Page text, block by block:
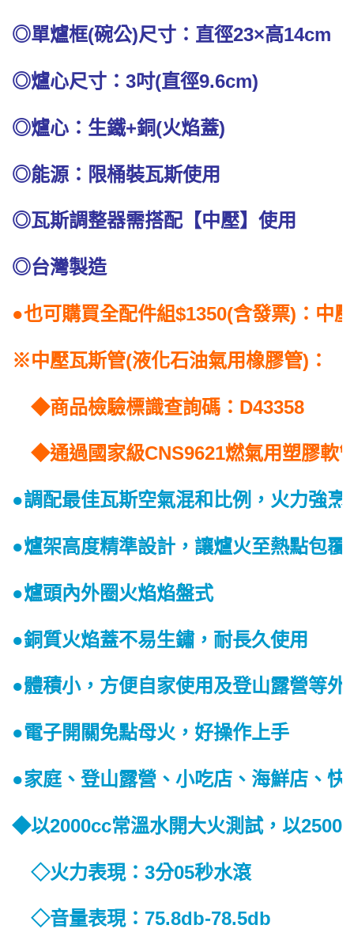
◎單爐框(碗公)尺寸：直徑23×高14cm
◎爐心尺寸：3吋(直徑9.6cm)
◎爐心：生鐵+銅(火焰蓋)
◎能源：限桶裝瓦斯使用
◎瓦斯調整器需搭配【中壓】使用
◎台灣製造
●也可購買全配件組$1350(含發票)：中
※中壓瓦斯管(液化石油氣用橡膠管)：
◆商品檢驗標識查詢碼：D43358
◆通過國家級CNS9621燃氣用塑膠軟
●調配最佳瓦斯空氣混和比例，火力強烹
●爐架高度精準設計，讓爐火至熱點包
●爐頭內外圈火焰焰盤式
●銅質火焰蓋不易生鏽，耐長久使用
●體積小，方便自家使用及登山露營等外
●電子開關免點母火，好操作上手
●家庭、登山露營、小吃店、海鮮店、
◆以2000cc常溫水開大火測試，以
◇火力表現：3分05秒水滾
◇音量表現：75.8db-78.5db